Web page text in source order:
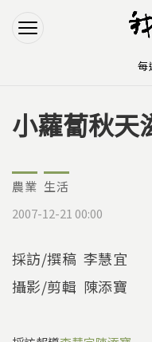
您在這裡
小蘿蔔秋天
農業 生活
2007-12-21 00:00
採訪/撰稿 李慧宜
攝影/剪輯 陳添寶
每